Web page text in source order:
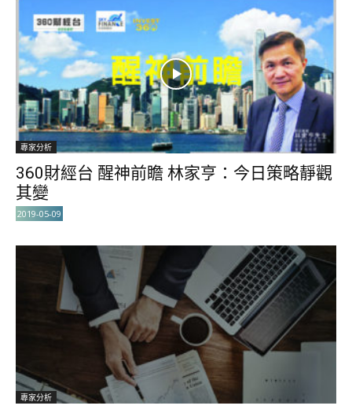
專家分析
360財經台 醒神前瞻 林家亨：今日策略靜觀
其變
2019-05-09
專家分析